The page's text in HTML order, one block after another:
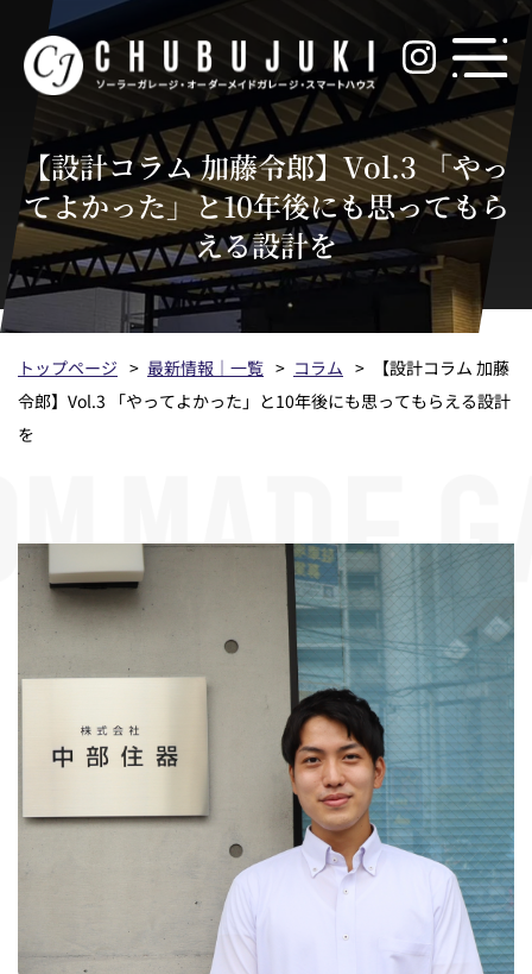
【設計コラム 加藤令郎】Vol.3 「やっ
てよかった」と10年後にも思ってもら
える設計を
トップページ 最新情報｜一覧 コラム
【設計コラム 加藤
令郎】Vol.3 「やってよかった」と10年後にも思ってもらえる設計
を